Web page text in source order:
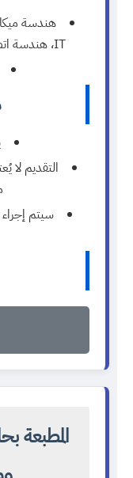
هندسة
IT، هندسة اتصالات، هندسة ليزر، هندسة معمارية.
التقديم لا
سيتم
المطبعة